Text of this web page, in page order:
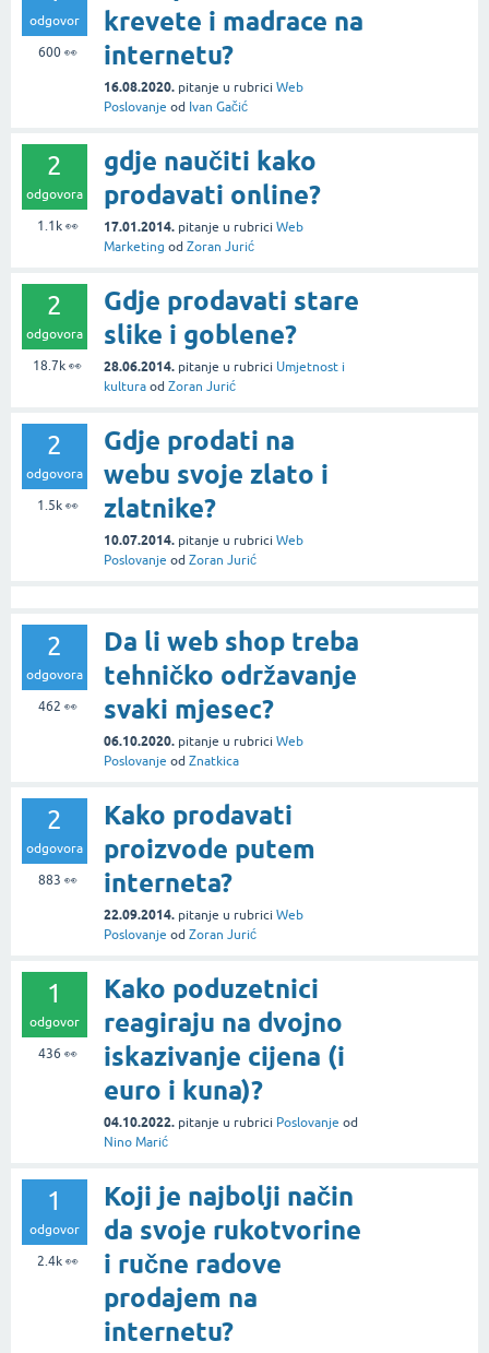
odgovor
600👀
krevete i madrace na
internetu?
16.08.2020. pitanje u rubrici Web
Poslovanje od Ivan Gačić
2
odgovora
1.1k👀
gdje naučiti kako
prodavati online?
17.01.2014. pitanje u rubrici Web
Marketing od Zoran Jurić
2
odgovora
18.7k 👀
Gdje prodavati stare
slike i goblene?
28.06.2014. pitanje u rubrici Umjetnost i
kultura od Zoran Jurić
2
odgovora
1.5k👀
Gdje prodati na
webu svoje zlato i
zlatnike?
10.07.2014. pitanje u rubrici Web
Poslovanje od Zoran Jurić
2
odgovora
462 👀
Da li web shop treba
tehničko održavanje
svaki mjesec?
06.10.2020. pitanje u rubrici Web
Poslovanje od Znatkica
2
odgovora
883 👀
Kako prodavati
proizvode putem
interneta?
22.09.2014. pitanje u rubrici Web
Poslovanje od Zoran Jurić
1
odgovor
436 👀
Kako poduzetnici
reagiraju na dvojno
iskazivanje cijena (i
euro i kuna)?
04.10.2022. pitanje u rubrici Poslovanje od
Nino Marić
1
odgovor
2.4k👀
Koji je najbolji način
da svoje rukotvorine
i ručne radove
prodajem na
internetu?